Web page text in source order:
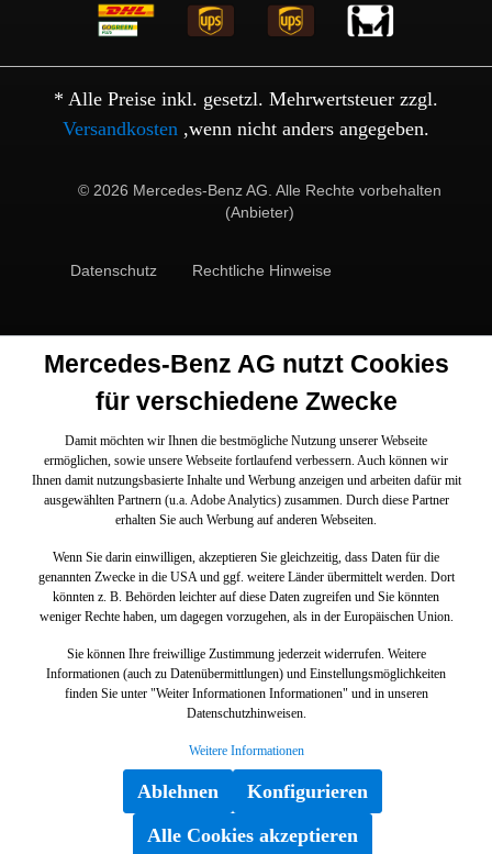
* Alle Preise inkl. gesetzl. Mehrwertsteuer zzgl.
Versandkosten ,wenn nicht anders angegeben.
© 2026 Mercedes-Benz AG. Alle Rechte vorbehalten
(Anbieter)
Datenschutz Rechtliche Hinweise
Mercedes-Benz AG nutzt Cookies
für verschiedene Zwecke
Damit möchten wir Ihnen die bestmögliche Nutzung unserer Webseite
ermöglichen, sowie unsere Webseite fortlaufend verbessern. Auch können wir
Ihnen damit nutzungsbasierte Inhalte und Werbung anzeigen und arbeiten dafür mit
ausgewählten Partnern (u.a. Adobe Analytics) zusammen. Durch diese Partner
erhalten Sie auch Werbung auf anderen Webseiten.
Wenn Sie darin einwilligen, akzeptieren Sie gleichzeitig, dass Daten für die
genannten Zwecke in die USA und ggf. weitere Länder übermittelt werden. Dort
könnten z. B. Behörden leichter auf diese Daten zugreifen und Sie könnten
weniger Rechte haben, um dagegen vorzugehen, als in der Europäischen Union.
Sie können Ihre freiwillige Zustimmung jederzeit widerrufen. Weitere
Informationen (auch zu Datenübermittlungen) und Einstellungsmöglichkeiten
finden Sie unter "Weiter Informationen Informationen" und in unseren
Datenschutzhinweisen.
Weitere Informationen
Ablehnen
Konfigurieren
Alle Cookies akzeptieren